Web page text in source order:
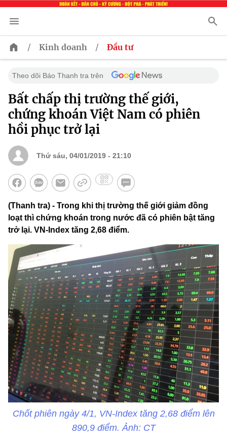
/ Kinh doanh / Đầu tư
Theo dõi Báo Thanh tra trên
Bất chấp thị trường thế giới,
chứng khoán Việt Nam có phiên
hồi phục trở lại
Thứ sáu, 04/01/2019 - 21:10
(Thanh tra) - Trong khi thị trường thế giới giảm đồng
loạt thì chứng khoán trong nước đã có phiên bật tăng
trở lại. VN-Index tăng 2,68 điểm.
Chốt phiên ngày 4/1, VN-Index tăng 2,68 điểm lên
890,9 điểm. Ảnh: CT